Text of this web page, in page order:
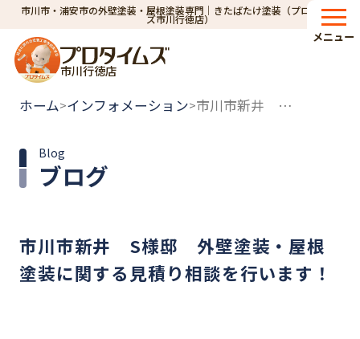
市川市・浦安市の外壁塗装・屋根塗装専門｜きたばたけ塗装（プロタイム
ズ市川行徳店）
市川行徳店
メニュー
ホーム>インフォメーション> 市川市新井 S様邸 外壁塗装・屋根塗装に関する見積り相談を行います！
ブログ
Blog
市川市新井 S様邸 外壁塗装・屋根
塗装に関する見積り相談を行います！